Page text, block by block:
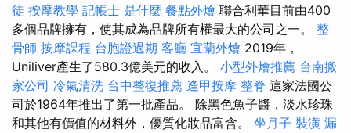
徒 按摩教學 記帳士 是什麼 餐點外燴 聯合利華目前由400
多個品牌擁有，使其成為品牌所有權最大的公司之一。 整
骨師 按摩課程 台胞證過期 客廳 宜蘭外燴 2019年，
Uniliver產生了580.3億美元的收入。 小型外燴推薦 台南搬
家公司 冷氣清洗 台中整復推薦 逢甲按摩 整脊 這家法國公
司於1964年推出了第一批產品。 除黑色魚子醬，淡水珍珠
和其他有價值的材料外，優質化妝品富含。 坐月子 裝潢 漏